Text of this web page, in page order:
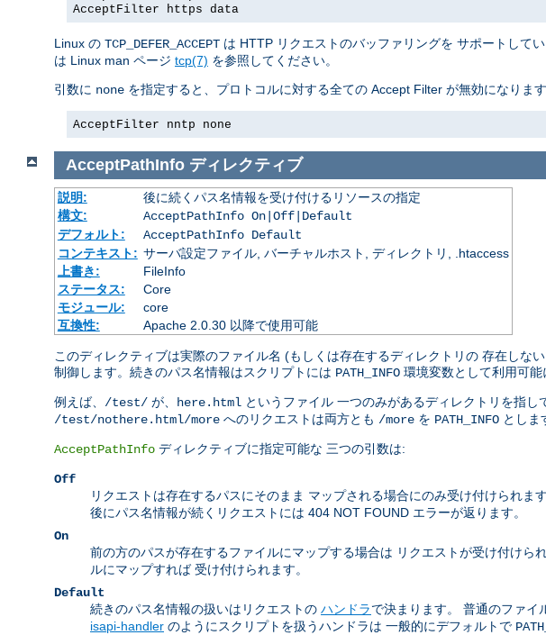
AcceptFilter https data
Linux の TCP_DEFER_ACCEPT は HTTP リクエストのバッファリングを サポートしてい
は Linux man ページ tcp(7) を参照してください。
引数に none を指定すると、プロトコルに対する全ての Accept Filter が無効になります
AcceptFilter nntp none
AcceptPathInfo ディレクティブ
説明:
後に続くパス名情報を受け付けるリソースの指定
構文:
AcceptPathInfo On|Off|Default
デフォルト:
AcceptPathInfo Default
コンテキスト: サーバ設定ファイル, バーチャルホスト, ディレクトリ, .htaccess
上書き:
FileInfo
ステータス:
Core
モジュール:
core
互換性:
Apache 2.0.30 以降で使用可能
このディレクティブは実際のファイル名 (もしくは存在するディレクトリの 存在し
制御します。続きのパス名情報はスクリプトには PATH_INFO 環境変数として利用可能
例えば、 /test/ が、 here.html というファイル 一つのみがあるディレクトリを指し
/test/nothere.html/more へのリクエストは両方とも /more を PATH_INFO としま
AcceptPathInfo ディレクティブに指定可能な 三つの引数は:
Off
リクエストは存在するパスにそのまま マップされる場合にのみ受け付けられま
後にパス名情報が続くリクエストには 404 NOT FOUND エラーが返ります。
On
前の方のパスが存在するファイルにマップする場合は リクエストが受け付けら
ルにマップすれば 受け付けられます。
Default
続きのパス名情報の扱いはリクエストの ハンドラで決まります。 普通のファイ
isapi-handler のようにスクリプトを扱うハンドラは 一般的にデフォルトで